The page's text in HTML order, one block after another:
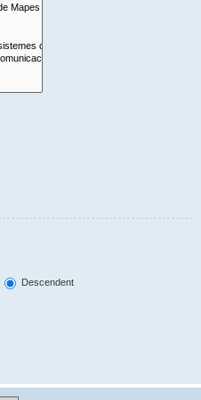
Descendent